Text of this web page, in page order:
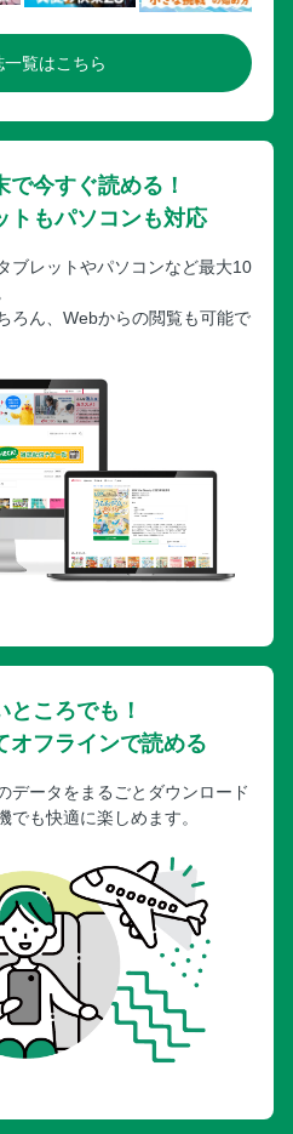
覧はこちら
で今すぐ読める！
トもパソコンも対応
ブレットやパソコンなど最大10
ろん、Webからの閲覧も可能で
ところでも！
オフラインで読める
データをまるごとダウンロード
も快適に楽しめます。